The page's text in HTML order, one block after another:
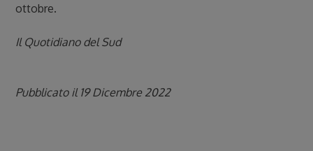
ottobre.
Il Quotidiano del Sud
Pubblicato il 19 Dicembre 2022